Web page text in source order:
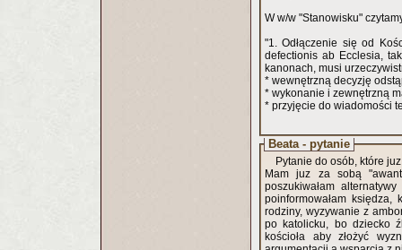
W w/w "Stanowisku"
"1. Odłączenie się od
defectionis ab Ecclesia,
kanonach, musi
* wewnętrzną decyzję
* wykonanie i zewnętrzną
* przyjęcie do wiadomości
Beata - pytanie
Pytanie do osób, które
Mam juz za sobą
poszukiwałam
poinformowałam
rodziny, wyzywanie z
po katolicku, bo dziecko
kościoła aby złożyć wyznanie